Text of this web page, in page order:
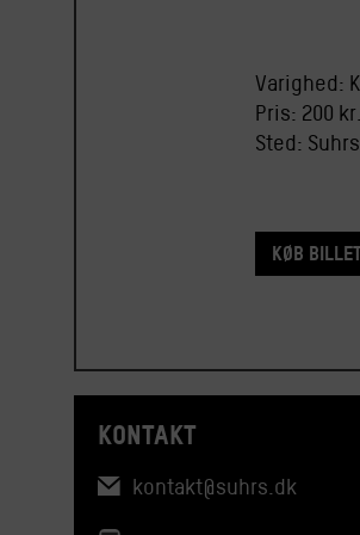
Varighed:
Pris: 200 kr.
Sted:
Køb
KONTAKT
kontakt@suhrs.dk